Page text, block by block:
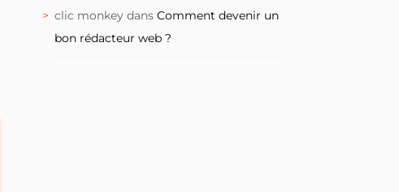
clic monkey dansComment devenir un
bon rédacteur web ?